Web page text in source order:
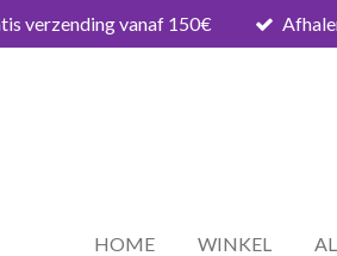
verzending vanaf 150€
HOME WINKEL